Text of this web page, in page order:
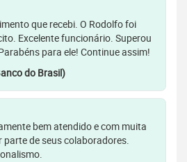
que recebi. O Rodolfo foi
Excelente funcionário. Superou
para ele! Continue assim!
do Brasil)
bem atendido e com muita
parte de seus colaboradores.